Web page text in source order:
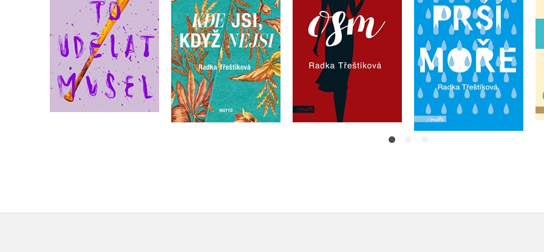
Do košíku
499 Kč
399 Kč
Do košíku
449 Kč
359 Kč
Do košíku
359 Kč
Do košíku
369 Kč
295 Kč